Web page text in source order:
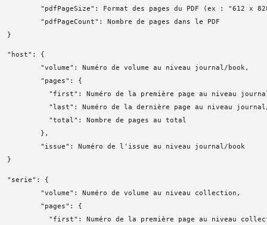
"pdfPageSize": Format des pages du PDF (ex : "612 x
        "pdfPageCount": Nombre de pages dans le PDF
}
"host": {
        "volume": Numéro de volume au niveau journal/book,
        "pages": {
"first": Numéro de la première page au niveau
"last": Numéro de la dernière page au niveau
          "total": Nombre de pages au total
        },
        "issue": Numéro de l'issue au niveau journal/book
}
"serie": {
        "volume": Numéro de volume au niveau collection,
        "pages": {
"first": Numéro de la première page au niveau